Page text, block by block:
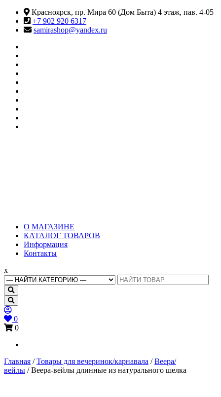
Перейти
содержимому
Красноярск, пр. Мира 60 (Дом Быта) 4 этаж, пав. 4-05
+7 902 920 6317
samirashop@yandex.ru
Основное
меню
О МАГАЗИНЕ
КАТАЛОГ ТОВАРОВ
Информация
Контакты
x
Search
for:
0
0
Главная /Товары для вечеринок/карнавала /Веера/
вейлы / Веера-вейлы длинные из натурального шелка